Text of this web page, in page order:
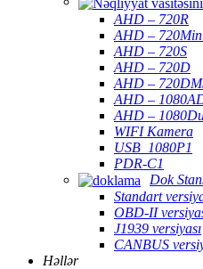
AHD – 720R
AHD –
AHD – 720S
AHD – 720D
AHD –
AHD –
AHD –
WIFI Kamera
USB_1080P1
PDR-C1
Dok
Standart
OBD-II
J1939 versiyası
CANBUS
Həllər